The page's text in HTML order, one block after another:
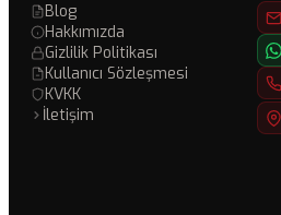
Blog
Hakkımızda
Gizlilik Politikası
Kullanıcı Sözleşmesi
KVKK
İletişim